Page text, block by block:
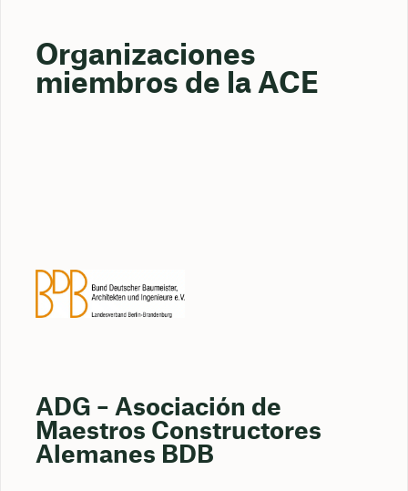
Organizaciones
miembros de la ACE
ADG – Asociación de
Maestros Constructores
Alemanes BDB